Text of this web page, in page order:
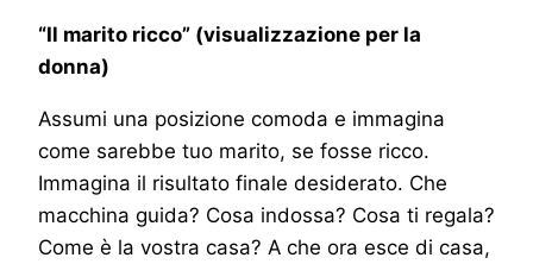
“Il marito ricco” (visualizzazione per la
donna)
Assumi una posizione comoda e immagina
come sarebbe tuo marito, se fosse ricco.
Immagina il risultato finale desiderato. Che
macchina guida? Cosa indossa? Cosa ti regala?
Come è la vostra casa? A che ora esce di casa,